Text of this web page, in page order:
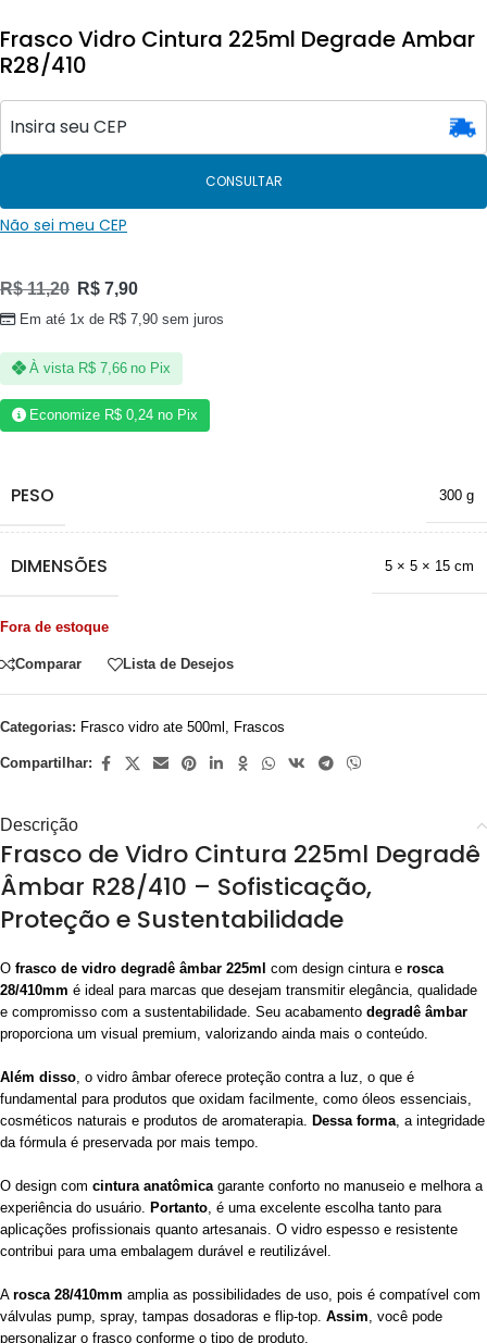
Frasco Vidro Cintura 225ml Degrade Ambar
R28/410
CONSULTAR
Não sei meu CEP
R$11,20 R$7,90
Em até 1x de R$ 7,90 sem juros
À vista R$7,66 no Pix
Economize R$ 0,24 no Pix
PESO 300 g
DIMENSÕES 5 × 5 × 15 cm
Fora de estoque
Comparar Lista de Desejos
Categorias: Frasco vidro ate 500ml Frascos
Compartilhar:
Descrição
Frasco de Vidro Cintura 225ml Degradê
Âmbar R28/410 – Sofisticação,
Proteção e Sustentabilidade
O frasco de vidro degradê âmbar 225ml com design cintura e rosca
28/410mm é ideal para marcas que desejam transmitir elegância, qualidade
e compromisso com a sustentabilidade. Seu acabamento degradê âmbar
proporciona um visual premium, valorizando ainda mais o conteúdo.
Além disso , o vidro âmbar oferece proteção contra a luz, o que é
fundamental para produtos que oxidam facilmente, como óleos essenciais,
cosméticos naturais e produtos de aromaterapia. Dessa forma , a integridade
da fórmula é preservada por mais tempo.
O design com cintura anatômica garante conforto no manuseio e melhora a
experiência do usuário. Portanto , é uma excelente escolha tanto para
aplicações profissionais quanto artesanais. O vidro espesso e resistente
contribui para uma embalagem durável e reutilizável.
A rosca 28/410mm amplia as possibilidades de uso, pois é compatível com
válvulas pump, spray, tampas dosadoras e flip-top. Assim , você pode
personalizar o frasco conforme o tipo de produto.